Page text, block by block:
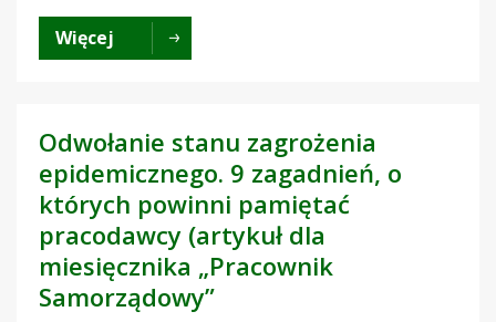
Więcej
Odwołanie stanu zagrożenia
epidemicznego. 9 zagadnień, o
których powinni pamiętać
pracodawcy (artykuł dla
miesięcznika „Pracownik
Samorządowy”